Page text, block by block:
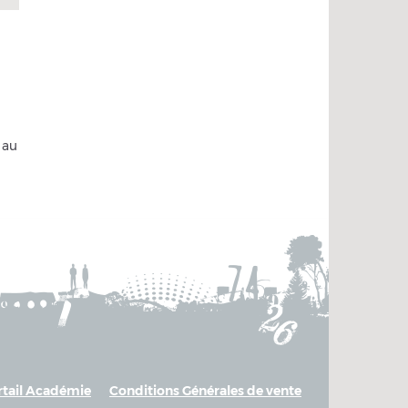
Académie Conditions Générales de vente